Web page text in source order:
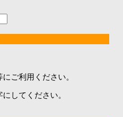
ご利用ください。
してください。